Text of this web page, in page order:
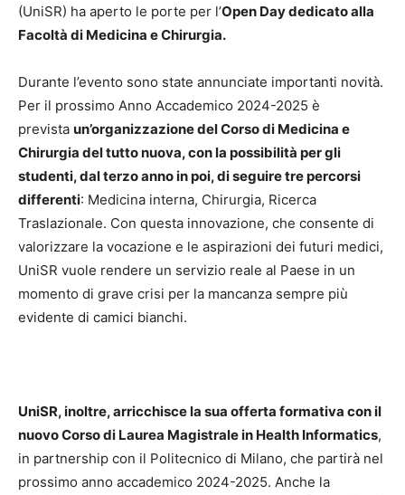
(UniSR) ha aperto le porte per l’Open Daydedicato alla
Facoltà di Medicina e Chirurgia.
Durante l’evento sono state annunciate importanti novità.
Per il prossimo Anno Accademico 2024-2025 è
prevista un’organizzazione del Corso di Medicina e
Chirurgia del tutto nuova, con la possibilità per gli
studenti, dal terzo anno in poi, di seguire tre percorsi
differenti: Medicina interna, Chirurgia, Ricerca
Traslazionale. Con questa innovazione, che consente di
valorizzare la vocazione e le aspirazioni dei futuri medici,
UniSR vuole rendere un servizio reale al Paese in un
momento di grave crisi per la mancanza sempre più
evidente di camici bianchi.
UniSR, inoltre, arricchisce la sua offerta formativa con il
nuovo Corso di Laurea Magistrale in Health Informatics,
in partnership con il Politecnico di Milano, che partirà nel
prossimo anno accademico 2024-2025. Anche la